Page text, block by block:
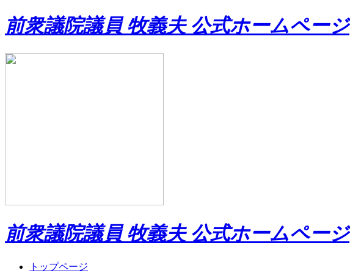
前衆議院議員 牧義夫 公式ホームページ
前衆議院議員 牧義夫 公式ホームページ
トップページ